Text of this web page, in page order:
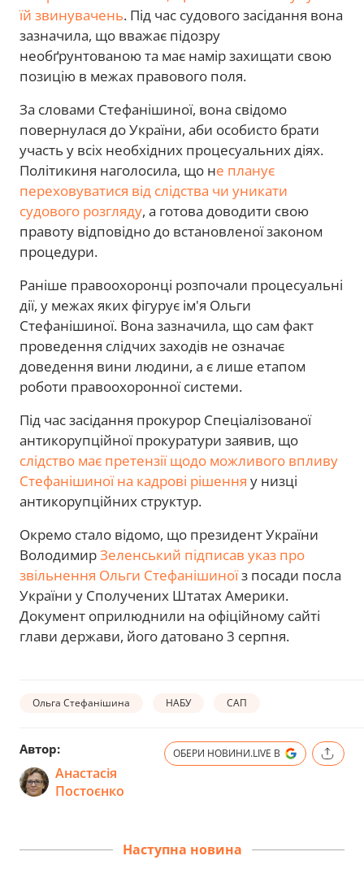
їй звинувачень. Під час судового засідання вона
зазначила, що вважає підозру
необґрунтованою та має намір захищати свою
позицію в межах правового поля.
За словами Стефанішиної, вона свідомо
повернулася до України, аби особисто брати
участь у всіх необхідних процесуальних діях.
Політикиня наголосила, що не планує
переховуватися від слідства чи уникати
судового розгляду, а готова доводити свою
правоту відповідно до встановленої законом
процедури.
Раніше правоохоронці розпочали процесуальні
дії, у межах яких фігурує ім'я Ольги
Стефанішиної. Вона зазначила, що сам факт
проведення слідчих заходів не означає
доведення вини людини, а є лише етапом
роботи правоохоронної системи.
Під час засідання прокурор Спеціалізованої
антикорупційної прокуратури заявив, що
слідство має претензії щодо можливого впливу
Стефанішиної на кадрові рішення у низці
антикорупційних структур.
Окремо стало відомо, що президент України
ВолодимирЗеленський підписав указ про
звільнення Ольги Стефанішиноїз посади посла
України у Сполучених Штатах Америки.
Документ оприлюднили на офіційному сайті
глави держави, його датовано 3 серпня.
Ольга Стефанішина НАБУ САП
Автор:
Анастасія
Постоєнко
ОБЕРИ НОВИНИ.LIVE В
Наступна новина